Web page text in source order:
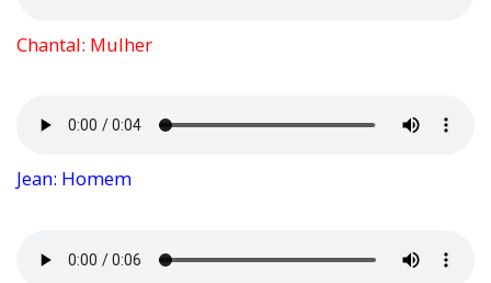
Chantal: Mulher
Jean: Homem